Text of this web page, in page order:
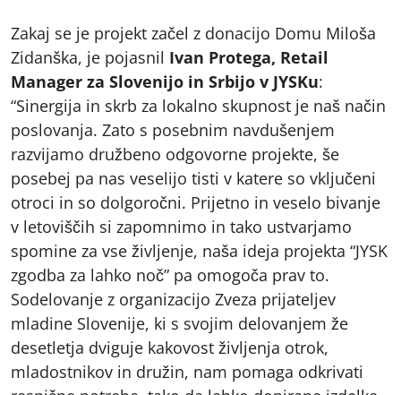
Zakaj se je projekt začel z donacijo Domu Miloša
Zidanška, je pojasnil Ivan Protega, Retail
Manager za Slovenijo in Srbijo v JYSKu:
“Sinergija in skrb za lokalno skupnost je naš način
poslovanja. Zato s posebnim navdušenjem
razvijamo družbeno odgovorne projekte, še
posebej pa nas veselijo tisti v katere so vključeni
otroci in so dolgoročni. Prijetno in veselo bivanje
v letoviščih si zapomnimo in tako ustvarjamo
spomine za vse življenje, naša ideja projekta “JYSK
zgodba za lahko noč” pa omogoča prav to.
Sodelovanje z organizacijo Zveza prijateljev
mladine Slovenije, ki s svojim delovanjem že
desetletja dviguje kakovost življenja otrok,
mladostnikov in družin, nam pomaga odkrivati